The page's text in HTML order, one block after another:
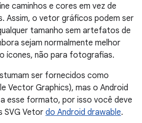
caminhos e cores em vez de
Assim, o vetor gráficos podem ser
tamanho sem artefatos de
sejam normalmente melhor
ícones, não para fotografias.
ser fornecidos como
Vector Graphics), mas o Android
esse formato, por isso você deve
SVG Vetor do Android drawable.